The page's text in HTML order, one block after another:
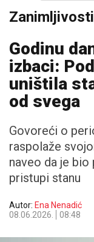
Zanimljivosti
Godinu
izbaci:
uništila
od svega
Govoreći o
raspolaže
naveo da je
pristupi stanu
Autor: Ena Nenadić
08.06.2026.
08:48